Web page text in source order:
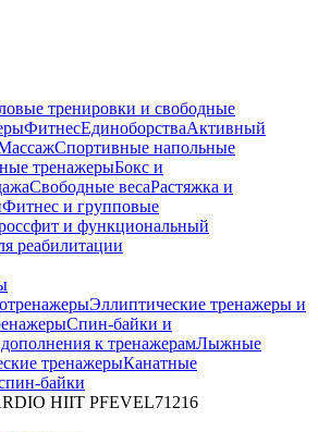
тренировки и свободные
ФитнесЕдиноборстваАктивный
Спортивные напольные
тренажерыБокс и
Свободные весаРастяжка и
Фитнес и групповые
и функциональный
реабилитации
Эллиптические тренажеры и
Спин-байки и
к тренажерамЛыжные
тренажерыКанатные
байки
HIIT PFEVEL71216